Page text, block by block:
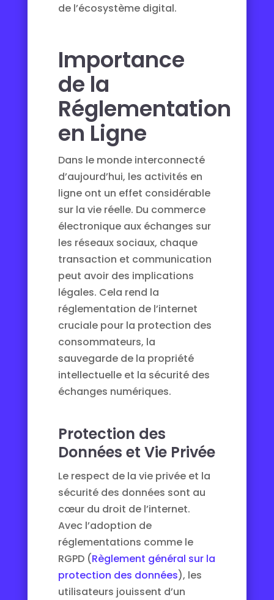
de l’écosystème digital.
Importance
de la
Réglementation
en Ligne
Dans le monde interconnecté
d’aujourd’hui, les activités en
ligne ont un effet considérable
sur la vie réelle. Du commerce
électronique aux échanges sur
les réseaux sociaux, chaque
transaction et communication
peut avoir des implications
légales. Cela rend la
réglementation de l’internet
cruciale pour la protection des
consommateurs, la
sauvegarde de la propriété
intellectuelle et la sécurité des
échanges numériques.
Protection des
Données et Vie Privée
Le respect de la vie privée et la
sécurité des données sont au
cœur du droit de l’internet.
Avec l’adoption de
réglementations comme le
RGPD (Règlement général sur la
protection des données), les
utilisateurs jouissent d’un